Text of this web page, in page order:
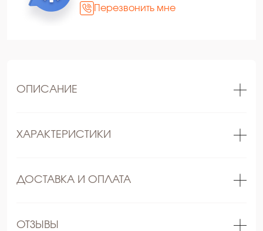
Перезвонить мне
ОПИСАНИЕ
ХАРАКТЕРИСТИКИ
ДОСТАВКА И ОПЛАТА
ОТЗЫВЫ